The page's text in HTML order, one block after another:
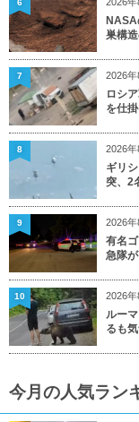
巣構
6
2026年
ロシ
を仕掛
7
2026年
ギリ
突、2
8
2026年
有名
急隊
9
2026年
ルー
るも
10
今月の人気ラン